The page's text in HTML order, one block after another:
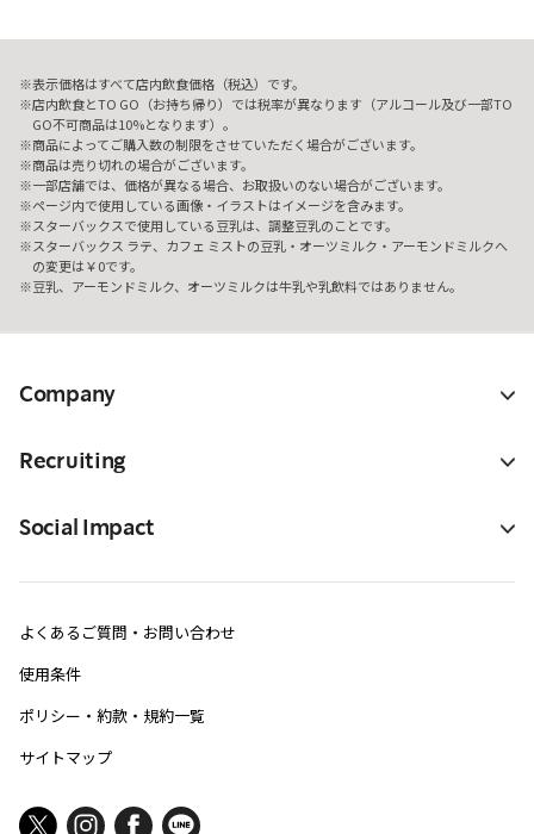
表示価格はすべて店内飲食価格（税込）です。
店内飲食とTO GO（お持ち帰り）では税率が異なります（アルコール及び一部TO
GO不可商品は10%となります）。
商品によってご購入数の制限をさせていただく場合がございます。
商品は売り切れの場合がございます。
一部店舗では、価格が異なる場合、お取扱いのない場合がございます。
ページ内で使用している画像・イラストはイメージを含みます。
スターバックスで使用している豆乳は、調整豆乳のことです。
スターバックス ラテ、カフェ ミストの豆乳・オーツミルク・アーモンドミルクへ
の変更は￥0です。
豆乳、アーモンドミルク、オーツミルクは牛乳や乳飲料ではありません。
Company
Recruiting
Social Impact
よくあるご質問・お問い合わせ
使用条件
ポリシー・約款・規約一覧
サイトマップ